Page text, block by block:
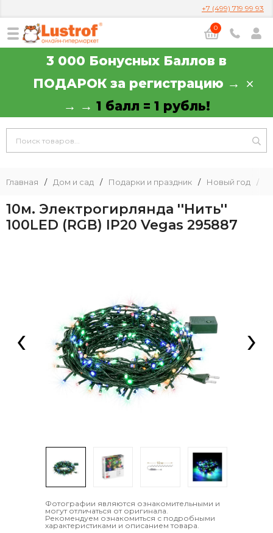
+7 (499) 719 99 93
0
3 000 Бонусных Баллов в
ПОДАРОК за регистрацию →
→ → 1 балл = 1 рубль!
Главная / Дом и сад / Подарки и праздник / Новый год /
10м. Электрогирлянда ''Нить''
100LED (RGB) IP20 Vegas 295887
‹ ›
Фотографии являются ознакомительными и
могут отличаться от оригинала.
Рекомендуем ознакомиться с подробными
характеристиками и описанием товара.